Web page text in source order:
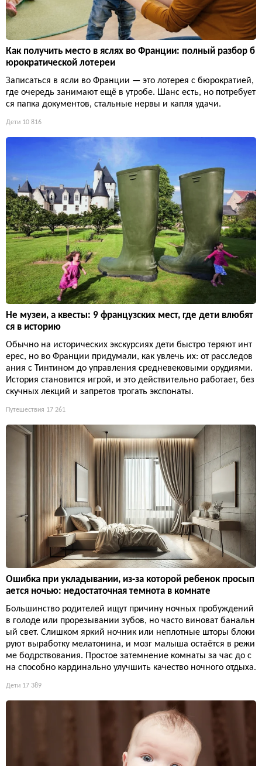
Как получить место в яслях во Франции: полный разбор б
юрократической лотереи
Записаться в ясли во Франции — это лотерея с бюрократией,
где очередь занимают ещё в утробе. Шанс есть, но потребует
ся папка документов, стальные нервы и капля удачи.
Дети 10 816
Не музеи, а квесты: 9 французских мест, где дети влюбят
ся в историю
Обычно на исторических экскурсиях дети быстро теряют инт
ерес, но во Франции придумали, как увлечь их: от расследов
ания с Тинтином до управления средневековыми орудиями.
История становится игрой, и это действительно работает, без
скучных лекций и запретов трогать экспонаты.
Путешествия 17 261
Ошибка при укладывании, из-за которой ребенок просып
ается ночью: недостаточная темнота в комнате
Большинство родителей ищут причину ночных пробуждений
в голоде или прорезывании зубов, но часто виноват банальн
ый свет. Слишком яркий ночник или неплотные шторы блоки
руют выработку мелатонина, и мозг малыша остаётся в режи
ме бодрствования. Простое затемнение комнаты за час до с
на способно кардинально улучшить качество ночного отдыха.
Дети 17 389